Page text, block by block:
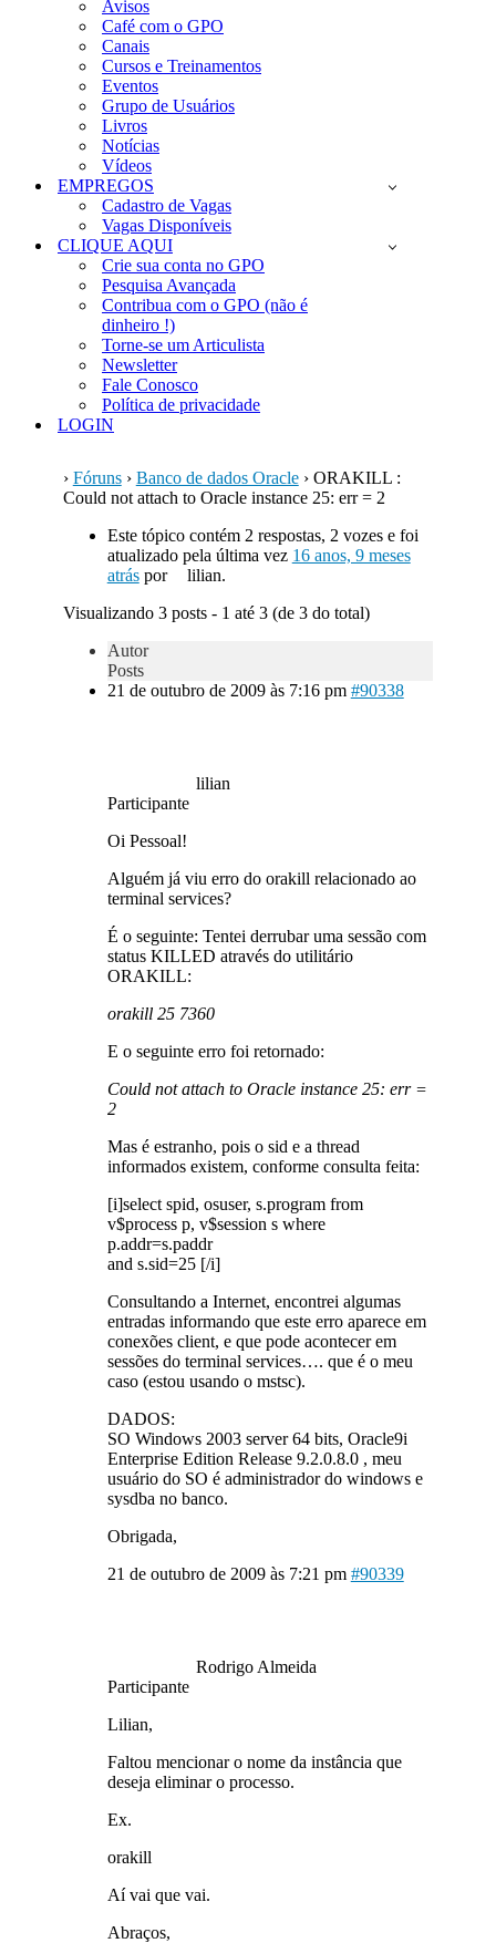
Avisos
Café com o GPO
Canais
Cursos e Treinamentos
Eventos
Grupo de Usuários
Livros
Notícias
Vídeos
EMPREGOS
Cadastro de Vagas
Vagas Disponíveis
CLIQUE AQUI
Crie sua conta no GPO
Pesquisa Avançada
Contribua com o GPO (não é
dinheiro !)
Torne-se um Articulista
Newsletter
Fale Conosco
Política de privacidade
LOGIN
› Fóruns › Banco de dados Oracle › ORAKILL :
Could not attach to Oracle instance 25: err = 2
Este tópico contém 2 respostas, 2 vozes e foi
atualizado pela última vez 16 anos, 9 meses
atráspor
lilian.
Visualizando 3 posts - 1 até 3 (de 3 do total)
Autor
Posts
21 de outubro de 2009 às 7:16 pm #90338
lilian
Participante
Oi Pessoal!
Alguém já viu erro do orakill relacionado ao
terminal services?
É o seguinte: Tentei derrubar uma sessão com
status KILLED através do utilitário
ORAKILL:
orakill 25 7360
E o seguinte erro foi retornado:
Could not attach to Oracle instance 25: err =
2
Mas é estranho, pois o sid e a thread
informados existem, conforme consulta feita:
[i]select spid, osuser, s.program from
v$process p, v$session s where
p.addr=s.paddr
and s.sid=25 [/i]
Consultando a Internet, encontrei algumas
entradas informando que este erro aparece em
conexões client, e que pode acontecer em
sessões do terminal services…. que é o meu
caso (estou usando o mstsc).
DADOS:
SO Windows 2003 server 64 bits, Oracle9i
Enterprise Edition Release 9.2.0.8.0 , meu
usuário do SO é administrador do windows e
sysdba no banco.
Obrigada,
21 de outubro de 2009 às 7:21 pm #90339
Rodrigo Almeida
Participante
Lilian,
Faltou mencionar o nome da instância que
deseja eliminar o processo.
Ex.
orakill
Aí vai que vai.
Abraços,